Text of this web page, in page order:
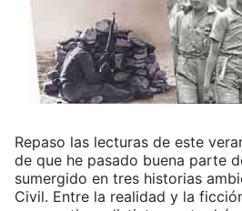
Repaso las lecturas de este
de que he pasado buena parte
sumergido en tres historias
Civil. Entre la realidad y la